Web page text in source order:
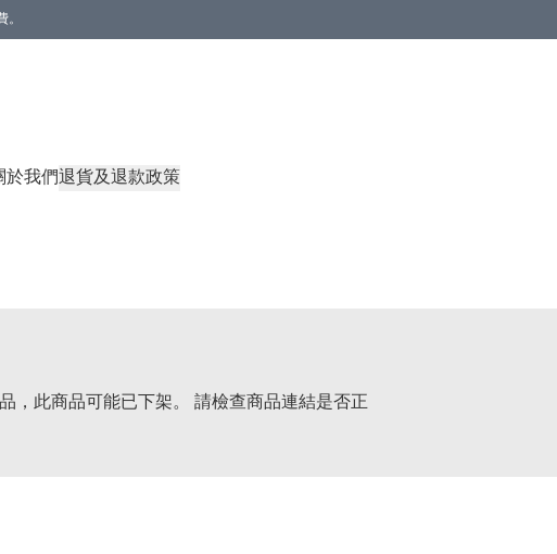
於我們退貨及退款政策
，此商品可能已下架。 請檢查商品連結是否正